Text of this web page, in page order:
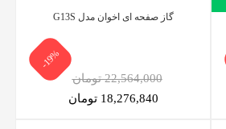
گاز صفحه ای اخوان مدل G13S
-19%
22,564,000 تومان
18,276,840 تومان